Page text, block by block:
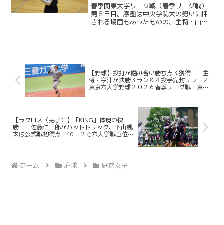
バレーボールリーグ戦第８日目vs
中央学院大
春季関東大学リーグ戦（春季リーグ戦）
第８日目。序盤は中央学院大の勢いに押
される場面もあったものの、主将・山口
【野球】投打が噛み合い勝ち点３獲得！ 主
将・今津が決勝３ラン＆４投手完封リレー／
東京六大学野球２０２６春季リーグ戦 東大
【ラクロス（男子）】「KING」体現の快
勝！ 佐藤仁一郎がハットトリック、下山颯
太は公式戦初得点 10－２で六大学戦首位締
ホーム 庭球 庭球女子